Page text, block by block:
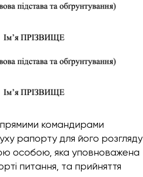
командирами
рапорту для його розгляду
особою, яка уповноважена
питання, та прийняття